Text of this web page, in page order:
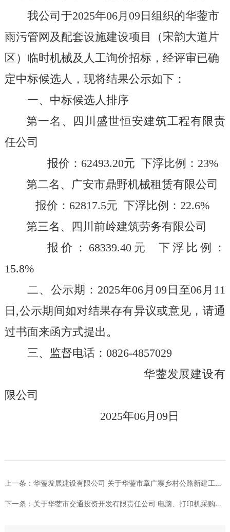
我公司于2025年06月 09日组织的华蓥市
雨污管网及配套设施建设项目（宋韵大道片
区）临时机械及人工询价招标，经评审已确
定中标候选人，现将结果公示如下：
一、中标候选人排序
第一名、 四川盛世恒安建筑工程有限责
任公司
报价： 62493.20元 下浮比例： 23%
第二名、 广安市鼎野机械租赁有限公司
报价： 62817.5元 下浮比例： 22.6%
第三名、 四川前岭建筑劳务有限公司
报价： 68339.40元
下浮比例：
15.8%
二、公示期： 2025年06 月09 日至06 月 11
日 ,公示期间如对结果存有异议或意见，请通
过书面来函方式提出。
三、监督电话： 0826-4857029
华蓥发展建设有
限公司
2025年06月 09日
上一条： 华蓥发展建设有限公司 关于华蓥市章广寨乡村公路新建工程 边坡...
下一条： 关于华蓥市交通投资开发有限责任公司 电脑、打印机采购流标公示